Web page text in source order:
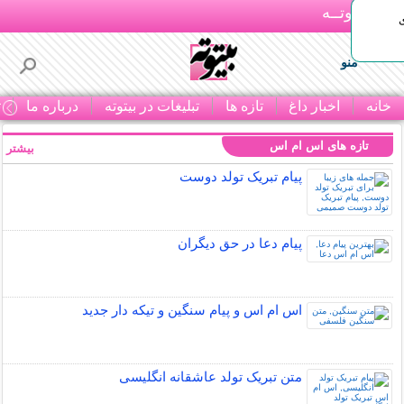
بـیتوتــه
منو
خانه اخبار داغ تازه ها تبلیغات در بیتوته درباره ما
تازه های اس ام اس
پیام تبریک تولد دوست
پیام دعا در حق دیگران
اس ام اس و پیام سنگین و تیکه دار جدید
متن تبریک تولد عاشقانه انگلیسی
بیشتر